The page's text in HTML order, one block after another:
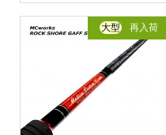
大型 再入荷